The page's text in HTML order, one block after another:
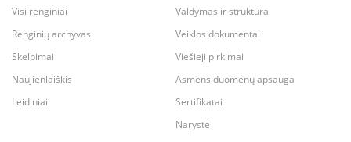
Visi renginiai
Renginių archyvas
Skelbimai
Naujienlaiškis
Leidiniai
Valdymas ir struktūra
Veiklos dokumentai
Viešieji pirkimai
Asmens duomenų apsauga
Sertifikatai
Narystė